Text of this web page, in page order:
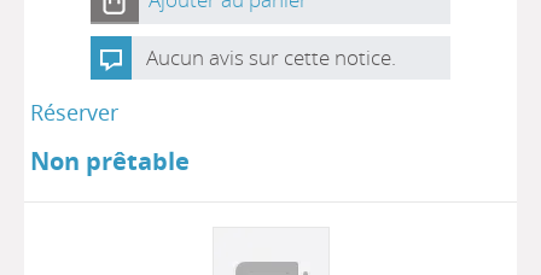
Aucun avis sur cette notice.
Réserver
Non prêtable